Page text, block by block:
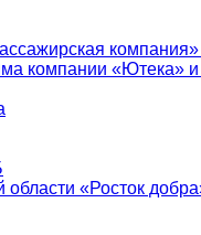
компании «Ютека»
«Росток